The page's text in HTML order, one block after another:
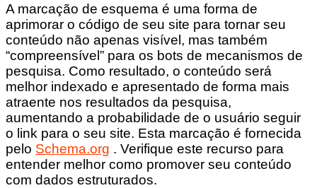
A marcação de esquema é uma forma de
aprimorar o código de seu site para tornar seu
conteúdo não apenas visível, mas também
“compreensível” para os bots de mecanismos de
pesquisa. Como resultado, o conteúdo será
melhor indexado e apresentado de forma mais
atraente nos resultados da pesquisa,
aumentando a probabilidade de o usuário seguir
o link para o seu site. Esta marcação é fornecida
pelo Schema.org . Verifique este recurso para
entender melhor como promover seu conteúdo
com dados estruturados.